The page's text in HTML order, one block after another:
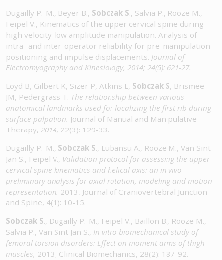
Dugailly P.-M., Beyer B., Sobczak S., Salvia P., Rooze M.,
Feipel V., Kinematics of the upper cervical spine during
high velocity-low amplitude manipulation. Analysis of
intra- and inter-operator reliability for pre-manipulation
positioning and impulse displacements. Journal of
Electromyography and Kinesiology, 2014; 24(5): 621-27.
Loyd B, Gilbert K, Sizer P, Atkins L, Sobczak S, Brismee
JM, Pedergrass T. The relationship between various
anatomical landmarks used for localizing the first rib during
surface palpation. Journal of Manual and Manipulative
Therapy, 2014, 22(3): 129-33.
Dugailly P.-M., Sobczak S., Lubansu A., Rooze M., Van Sint
Jan S., Feipel V., Validation protocol for assessing the upper
cervical spine kinematics and helical axis: an in vivo
preliminary analysis for axial rotation, modeling and motion
representation. 2013, Journal of Craniovertebral Junction
and Spine, 4(1): 10-15.
Sobczak S., Dugailly P.-M., Feipel V., Baillon B., Rooze M.,
Salvia P., Van Sint Jan S., In vitro biomechanical study of
femoral torsion disorders: Effect on moment arms of thigh
muscles, 2013, Clinical Biomechanics, 28(2): 187-92.